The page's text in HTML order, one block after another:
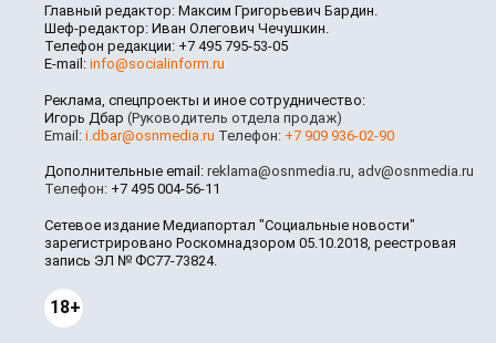
Главный редактор: Максим Григорьевич Бардин.
Шеф-редактор: Иван Олегович Чечушкин.
Телефон редакции: +7 495 795-53-05
E-mail: info@socialinform.ru
Реклама, спецпроекты и иное сотрудничество:
Игорь Дбар (Руководитель отдела продаж)
Email: i.dbar@osnmedia.ru Телефон: +7 909 936-02-90
Дополнительные email: reklama@osnmedia.ru, adv@osnmedia.ru
Телефон: +7 495 004-56-11
Сетевое издание Медиапортал "Социальные новости"
зарегистрировано Роскомнадзором 05.10.2018, реестровая
запись ЭЛ № ФС77-73824.
18+